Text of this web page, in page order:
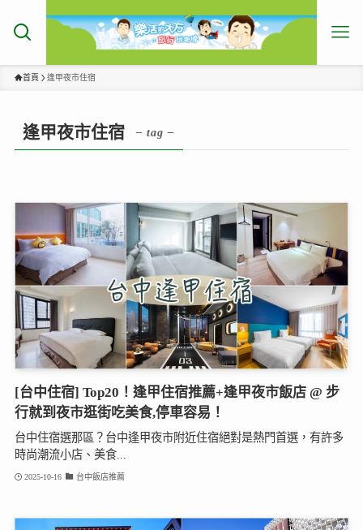
首頁 逢甲夜市住宿
逢甲夜市住宿 – tag –
[台中住宿] Top20！逢甲住宿推薦+逢甲夜市飯店 @ 步
行就到夜市逛街吃美食,停車容易！
台中住宿選那區？台中逢甲夜市附近住宿絕對是熱門首選，有許多
時尚潮流小店、美食...
2025-10-16 台中飯店推薦